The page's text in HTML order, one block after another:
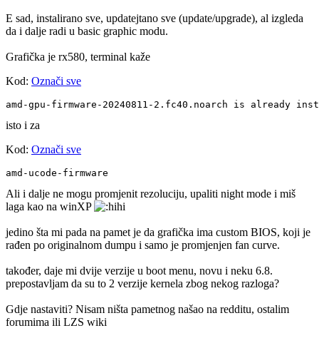
E sad, instalirano sve, updatejtano sve (update/upgrade), al izgleda
da i dalje radi u basic graphic modu.
Grafička je rx580, terminal kaže
Kod: Označi sve
amd-gpu-firmware-20240811-2.fc40.noarch is already
isto i za
Kod: Označi sve
amd-ucode-firmware
Ali i dalje ne mogu promjenit rezoluciju, upaliti night mode i miš
laga kao na winXP
jedino šta mi pada na pamet je da grafička ima custom BIOS, koji je
rađen po originalnom dumpu i samo je promjenjen fan curve.
također, daje mi dvije verzije u boot menu, novu i neku 6.8.
prepostavljam da su to 2 verzije kernela zbog nekog razloga?
Gdje nastaviti? Nisam ništa pametnog našao na redditu, ostalim
forumima ili LZS wiki